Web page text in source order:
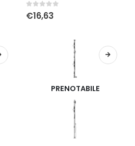
0Su 5
€16,63
PRENOTABILE